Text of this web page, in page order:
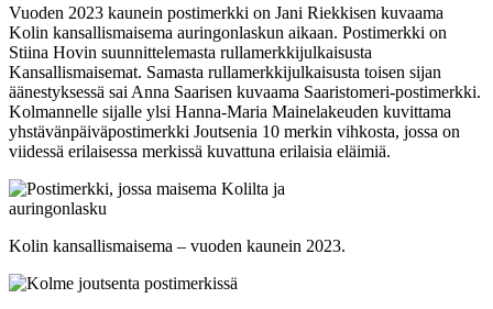
Vuoden 2023 kaunein postimerkki on Jani Riekkisen kuvaama
Kolin kansallismaisema auringonlaskun aikaan. Postimerkki on
Stiina Hovin suunnittelemasta rullamerkkijulkaisusta
Kansallismaisemat. Samasta rullamerkkijulkaisusta toisen sijan
äänestyksessä sai Anna Saarisen kuvaama Saaristomeri-postimerkki.
Kolmannelle sijalle ylsi Hanna-Maria Mainelakeuden kuvittama
yhstävänpäiväpostimerkki Joutsenia 10 merkin vihkosta, jossa on
viidessä erilaisessa merkissä kuvattuna erilaisia eläimiä.
Kolin kansallismaisema – vuoden kaunein 2023.